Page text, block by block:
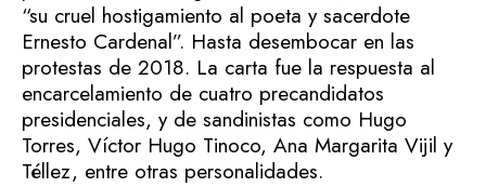
“su cruel hostigamiento al poeta y sacerdote
Ernesto Cardenal”. Hasta desembocar en las
protestas de 2018. La carta fue la respuesta al
encarcelamiento de cuatro precandidatos
presidenciales, y de sandinistas como Hugo
Torres, Víctor Hugo Tinoco, Ana Margarita Vijil y
Téllez, entre otras personalidades.